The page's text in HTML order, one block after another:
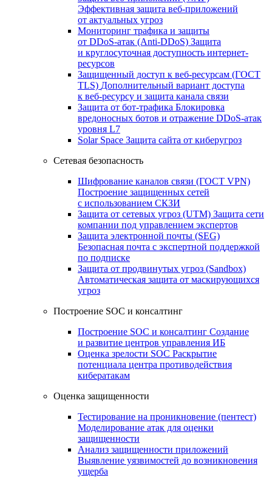
Эффективная защита веб-приложений
от актуальных угроз
Мониторинг трафика и защиты
от DDoS‑атак (Anti‑DDoS) Защита
и круглосуточная доступность интернет-
ресурсов
Защищенный доступ к веб-ресурсам (ГОСТ
TLS) Дополнительный вариант доступа
к веб‑ресурсу и защита канала связи
Защита от бот‑трафика Блокировка
вредоносных ботов и отражение DDoS‑атак
уровня L7
Solar Space Защита сайта от киберугроз
Сетевая безопасность
Шифрование каналов связи (ГОСТ VPN)
Построение защищенных сетей
с использованием СКЗИ
Защита от сетевых угроз (UTM) Защита сети
компании под управлением экспертов
Защита электронной почты (SEG)
Безопасная почта с экспертной поддержкой
по подписке
Защита от продвинутых угроз (Sandbox)
Автоматическая защита от маскирующихся
угроз
Построение SOC и консалтинг
Построение SOC и консалтинг Создание
и развитие центров управления ИБ
Оценка зрелости SOC Раскрытие
потенциала центра противодействия
кибератакам
Оценка защищенности
Тестирование на проникновение (пентест)
Моделирование атак для оценки
защищенности
Анализ защищенности приложений
Выявление уязвимостей до возникновения
ущерба